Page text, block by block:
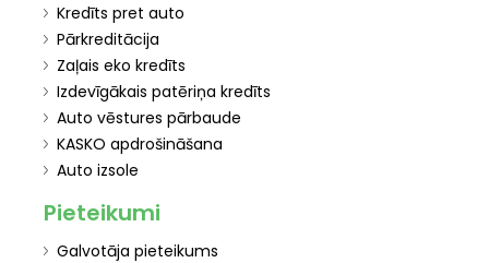
Kredīts pret auto
Pārkreditācija
Zaļais eko kredīts
Izdevīgākais patēriņa kredīts
Auto vēstures pārbaude
KASKO apdrošināšana
Auto izsole
Pieteikumi
Galvotāja pieteikums